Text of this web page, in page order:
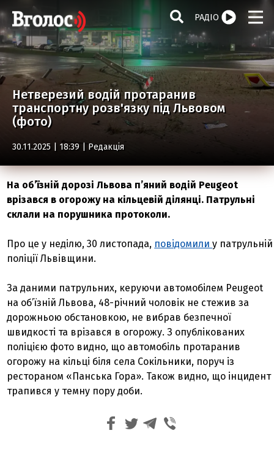
РАДІО
Нетверезий водій протаранив
транспортну розв'язку під Львовом
(фото)
30.11.2025 | 18:39 | Редакція
На об’їзній дорозі Львова п’яний водій Peugeot
врізався в огорожу на кільцевій ділянці. Патрульні
склали на порушника протоколи.
Про це у неділю, 30 листопада, повідомилиу патрульній
поліції Львівщини.
За даними патрульних, керуючи автомобілем Peugeot
на об’їзній Львова, 48-річний чоловік не стежив за
дорожньою обстановкою, не вибрав безпечної
швидкості та врізався в огорожу. З опублікованих
поліцією фото видно, що автомобіль протаранив
огорожу на кільці біля села Сокільники, поруч із
рестораном «Панська Гора». Також видно, що інцидент
трапився у темну пору доби.